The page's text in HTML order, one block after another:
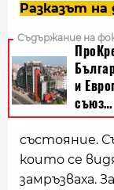
Разказът на
състояние.
които се
замръзваха.